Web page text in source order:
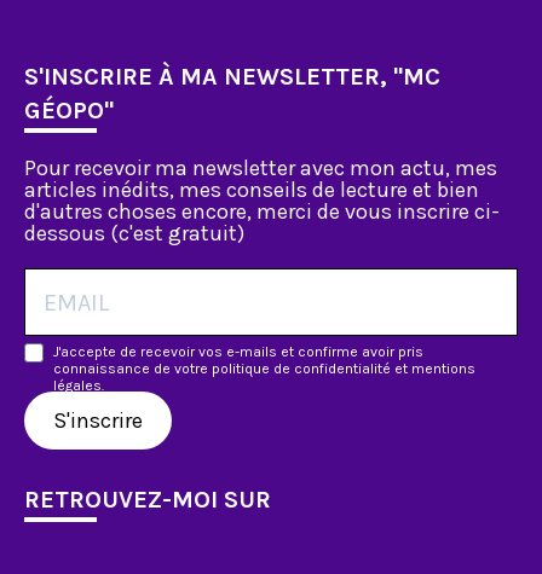
S'INSCRIRE À MA NEWSLETTER, "MC
GÉOPO"
Pour recevoir ma newsletter avec mon actu, mes
articles inédits, mes conseils de lecture et bien
d'autres choses encore, merci de vous inscrire ci-
dessous (c'est gratuit)
J'accepte de recevoir vos e-mails et confirme avoir pris
connaissance de votre politique de confidentialité et mentions
légales.
S'inscrire
RETROUVEZ-MOI SUR